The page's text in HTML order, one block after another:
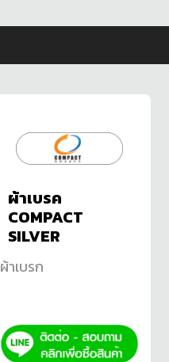
ผ้าเบรค
COMPACT
SILVER
ผ้าเบรก